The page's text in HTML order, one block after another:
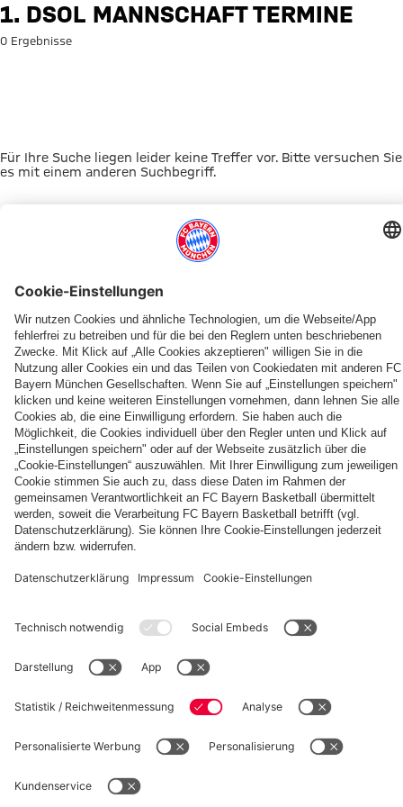
Suche: 1. DSOL Mannschaft
1. DSOL MANNSCHAFT TERMINE
0 Ergebnisse
Für Ihre Suche liegen leider keine Treffer vor. Bitte versuchen Sie
es mit einem anderen Suchbegriff.
DAS KÖNNTE DICH INTERESSIEREN
FRAUEN
Autogrammkarten
TICKETS
FCB
Frauen
FRAUEN
Alle
Videos
der
Frauenteams
des
FC
Bayern
MYFCBAYERN
Entdecke
deinen
persönlichen
Fanbereich
PARTNER
fcbayern.com Basketball Allianz Arena Media Center Jobs